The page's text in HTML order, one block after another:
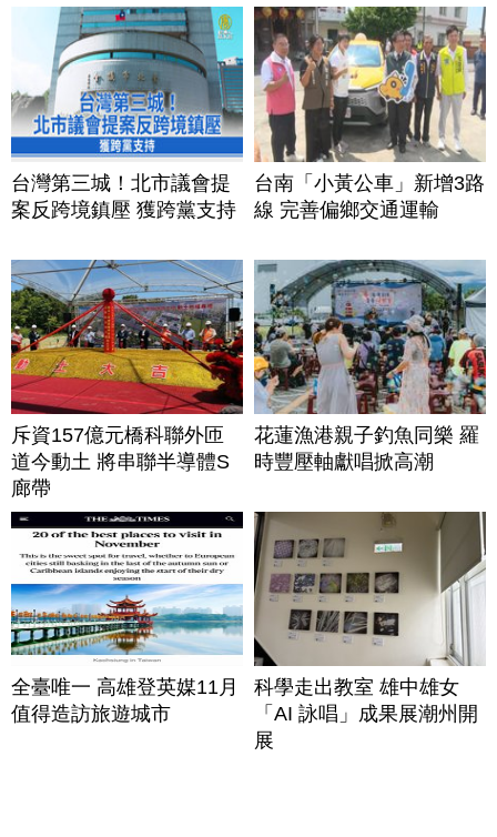
台灣第三城！北市議會提
案反跨境鎮壓 獲跨黨支持
台南「小黃公車」新增3路
線 完善偏鄉交通運輸
斥資157億元橋科聯外匝
道今動土 將串聯半導體S
廊帶
花蓮漁港親子釣魚同樂 羅
時豐壓軸獻唱掀高潮
全臺唯一 高雄登英媒11月
值得造訪旅遊城市
科學走出教室 雄中雄女
「AI 詠唱」成果展潮州開
展